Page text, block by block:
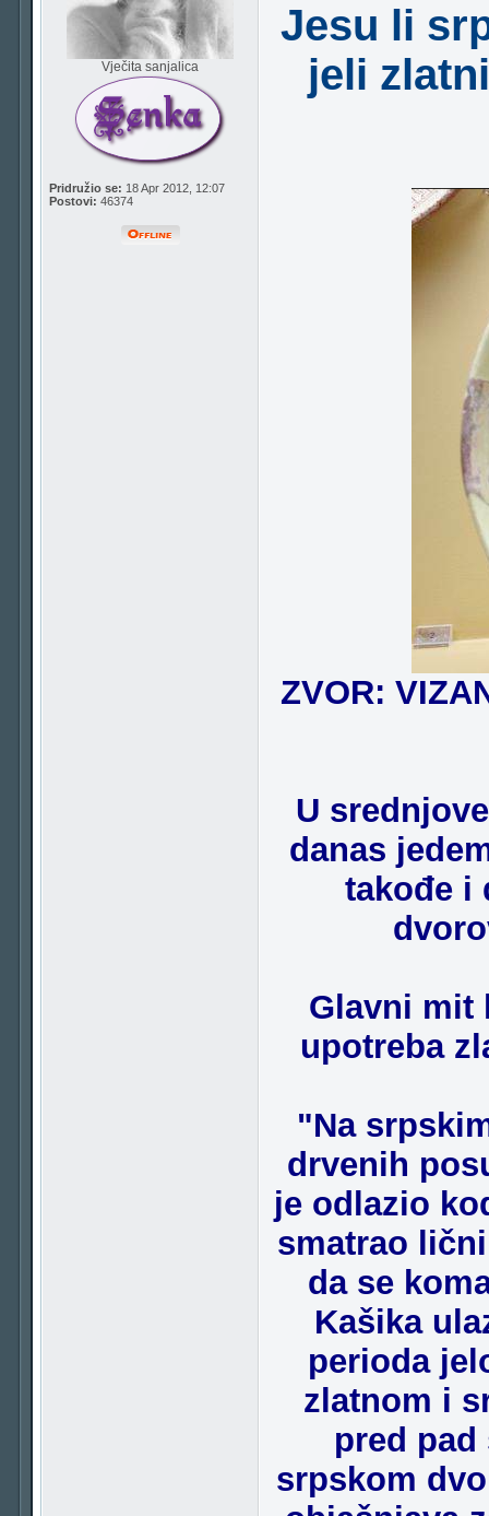
Vječita sanjalica
Pridružio se: 18 Apr 2012, 12:07
Postovi: 46374
Jesu li
jeli
ZVOR:
U
danas
takođe i
Glavni mit
upotreba
"Na
drvenih
je odlazio
smatrao
da se
Kašika
perioda
zlatnom i
pred pad
srpskom